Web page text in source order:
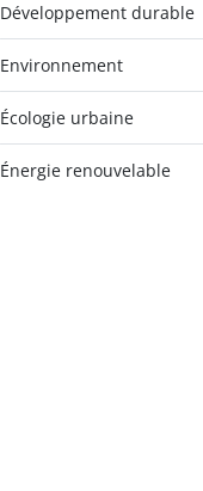
Développement durable
Environnement
Écologie urbaine
Énergie renouvelable